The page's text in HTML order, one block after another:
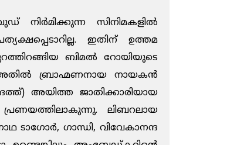
നിര്‍മിക്കുന്ന സിനിമകളിൽ
ഇതിന് ഉത്തമ
ബിമല്‍ റോയിയുടെ
ബ്രാഹ്മണനായ നായകന്‍
അയിത്ത ജാതിക്കാരിയായ
ലിബറലായ
ടാഗോര്‍, ഗാന്ധി, വിവേകാനന്ദ